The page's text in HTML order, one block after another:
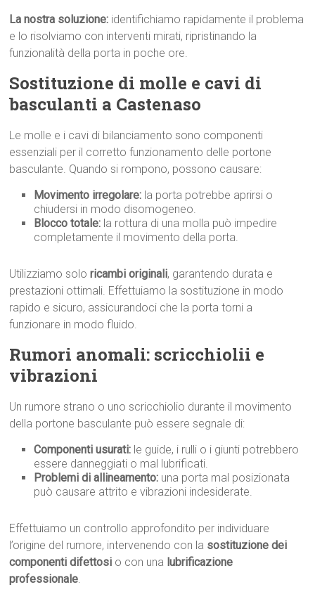
La nostra soluzione: identifichiamo rapidamente il problema
e lo risolviamo con interventi mirati, ripristinando la
funzionalità della porta in poche ore.
Sostituzione di molle e cavi di
basculanti a Castenaso
Le molle e i cavi di bilanciamento sono componenti
essenziali per il corretto funzionamento delle portone
basculante. Quando si rompono, possono causare:
Movimento irregolare: la porta potrebbe aprirsi o
chiudersi in modo disomogeneo.
Blocco totale: la rottura di una molla può impedire
completamente il movimento della porta.
Utilizziamo soloricambi originali, garantendo durata e
prestazioni ottimali. Effettuiamo la sostituzione in modo
rapido e sicuro, assicurandoci che la porta torni a
funzionare in modo fluido.
Rumori anomali: scricchiolii e
vibrazioni
Un rumore strano o uno scricchiolio durante il movimento
della portone basculante può essere segnale di:
Componenti usurati: le guide, i rulli o i giunti potrebbero
essere danneggiati o mal lubrificati.
Problemi di allineamento: una porta mal posizionata
può causare attrito e vibrazioni indesiderate.
Effettuiamo un controllo approfondito per individuare
l’origine del rumore, intervenendo con la sostituzione dei
componenti difettosi o con una lubrificazione
professionale.